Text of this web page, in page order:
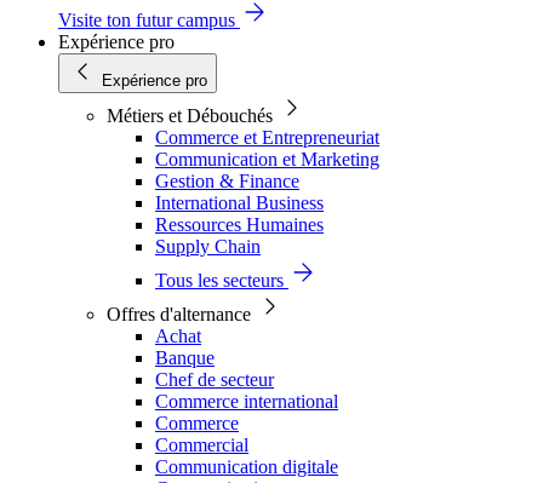
Visite ton futur campus
Expérience pro
Expérience pro
Métiers et Débouchés
Commerce et Entrepreneuriat
Communication et Marketing
Gestion & Finance
International Business
Ressources Humaines
Supply Chain
Tous les secteurs
Offres d'alternance
Achat
Banque
Chef de secteur
Commerce international
Commerce
Commercial
Communication digitale